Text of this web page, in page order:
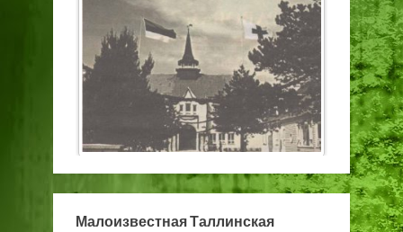
Малоизвестная Таллинская